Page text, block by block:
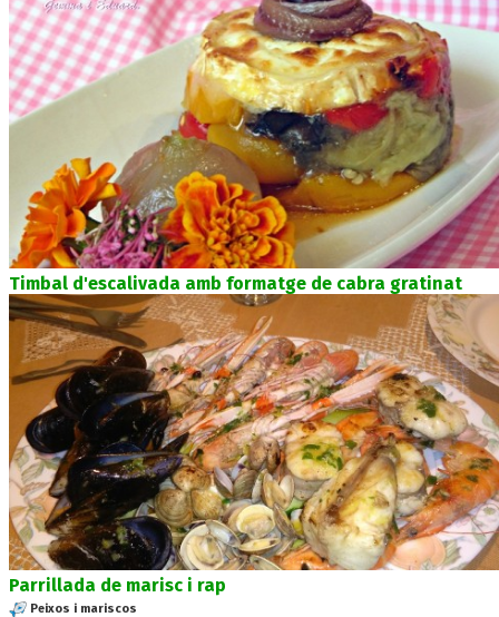
Timbal d'escalivada amb formatge de cabra gratinat
Parrillada de marisc i rap
Peixos i mariscos